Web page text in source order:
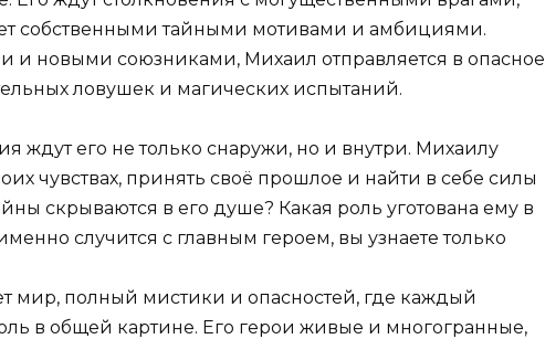
собственными тайными мотивами и амбициями.
и новыми союзниками, Михаил отправляется в опасное
ловушек и магических испытаний.
ждут его не только снаружи, но и внутри. Михаилу
чувствах, принять своё прошлое и найти в себе силы
скрываются в его душе? Какая роль уготована ему в
случится с главным героем, вы узнаете только
мир, полный мистики и опасностей, где каждый
в общей картине. Его герои живые и многогранные,